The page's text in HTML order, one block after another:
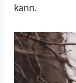
kann.